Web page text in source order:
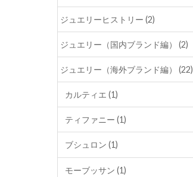
ジュエリーヒストリー (2)
ジュエリー（国内ブランド編） (2)
ジュエリー（海外ブランド編） (22)
カルティエ (1)
ティファニー (1)
ブシュロン (1)
モーブッサン (1)